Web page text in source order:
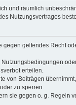
und räumlich
Nutzungsvertrages
geltendes Recht
erteilen.
von Beiträgen
zu sperren.
sie gegen o. g.